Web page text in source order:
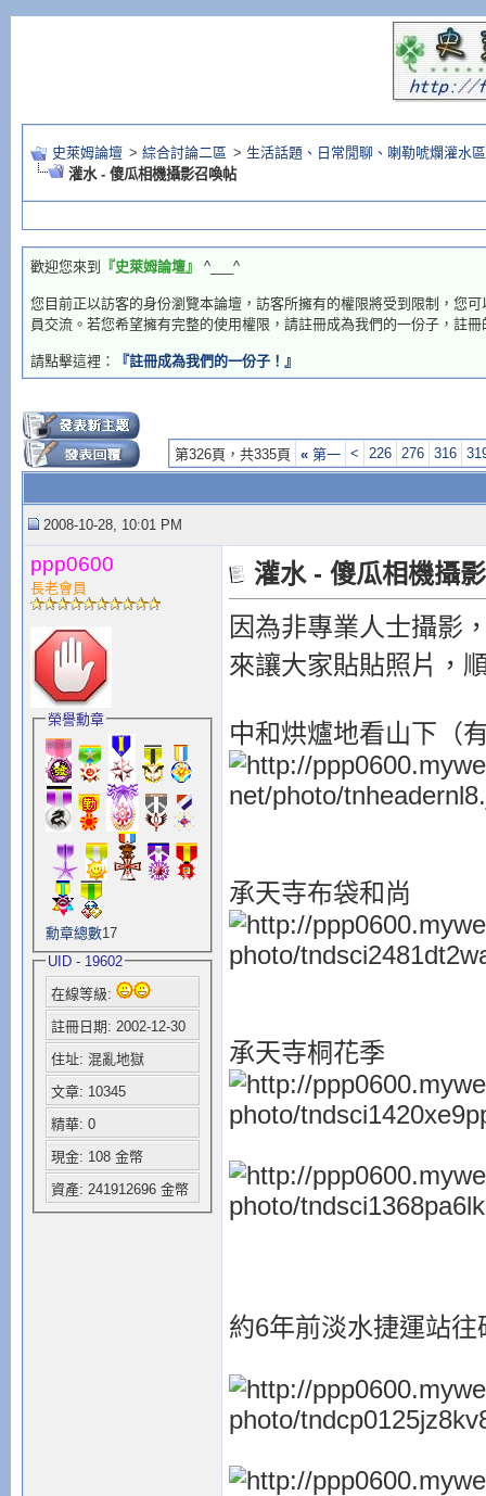
史萊姆論壇 > 綜合討論二區 > 生活話題、日常閒聊、喇勒唬爛灌水區
灌水 - 傻瓜相機攝影召喚帖
歡迎您來到 『史萊姆論壇』 ^___^
您目前正以訪客的身份瀏覽本論壇，訪客所擁有的權限將受到限制，您
員交流。若您希望擁有完整的使用權限，請註冊成為我們的一份子，註
請點擊這裡： 『註冊成為我們的一份子！』
第326頁，共335頁 «第一 < 226 276 316
2008-10-28, 10:01 PM
ppp0600
長老會員
榮譽勳章
勳章總數17
UID - 19602
在線等級:
註冊日期: 2002-12-30
住址: 混亂地獄
文章: 10345
精華: 0
現金: 108 金幣
資產: 241912696 金幣
灌水 - 傻瓜相機攝
因為非專業人士攝影
來讓大家貼貼照片，
中和烘爐地看山下（
承天寺布袋和尚
承天寺桐花季
約6年前淡水捷運站